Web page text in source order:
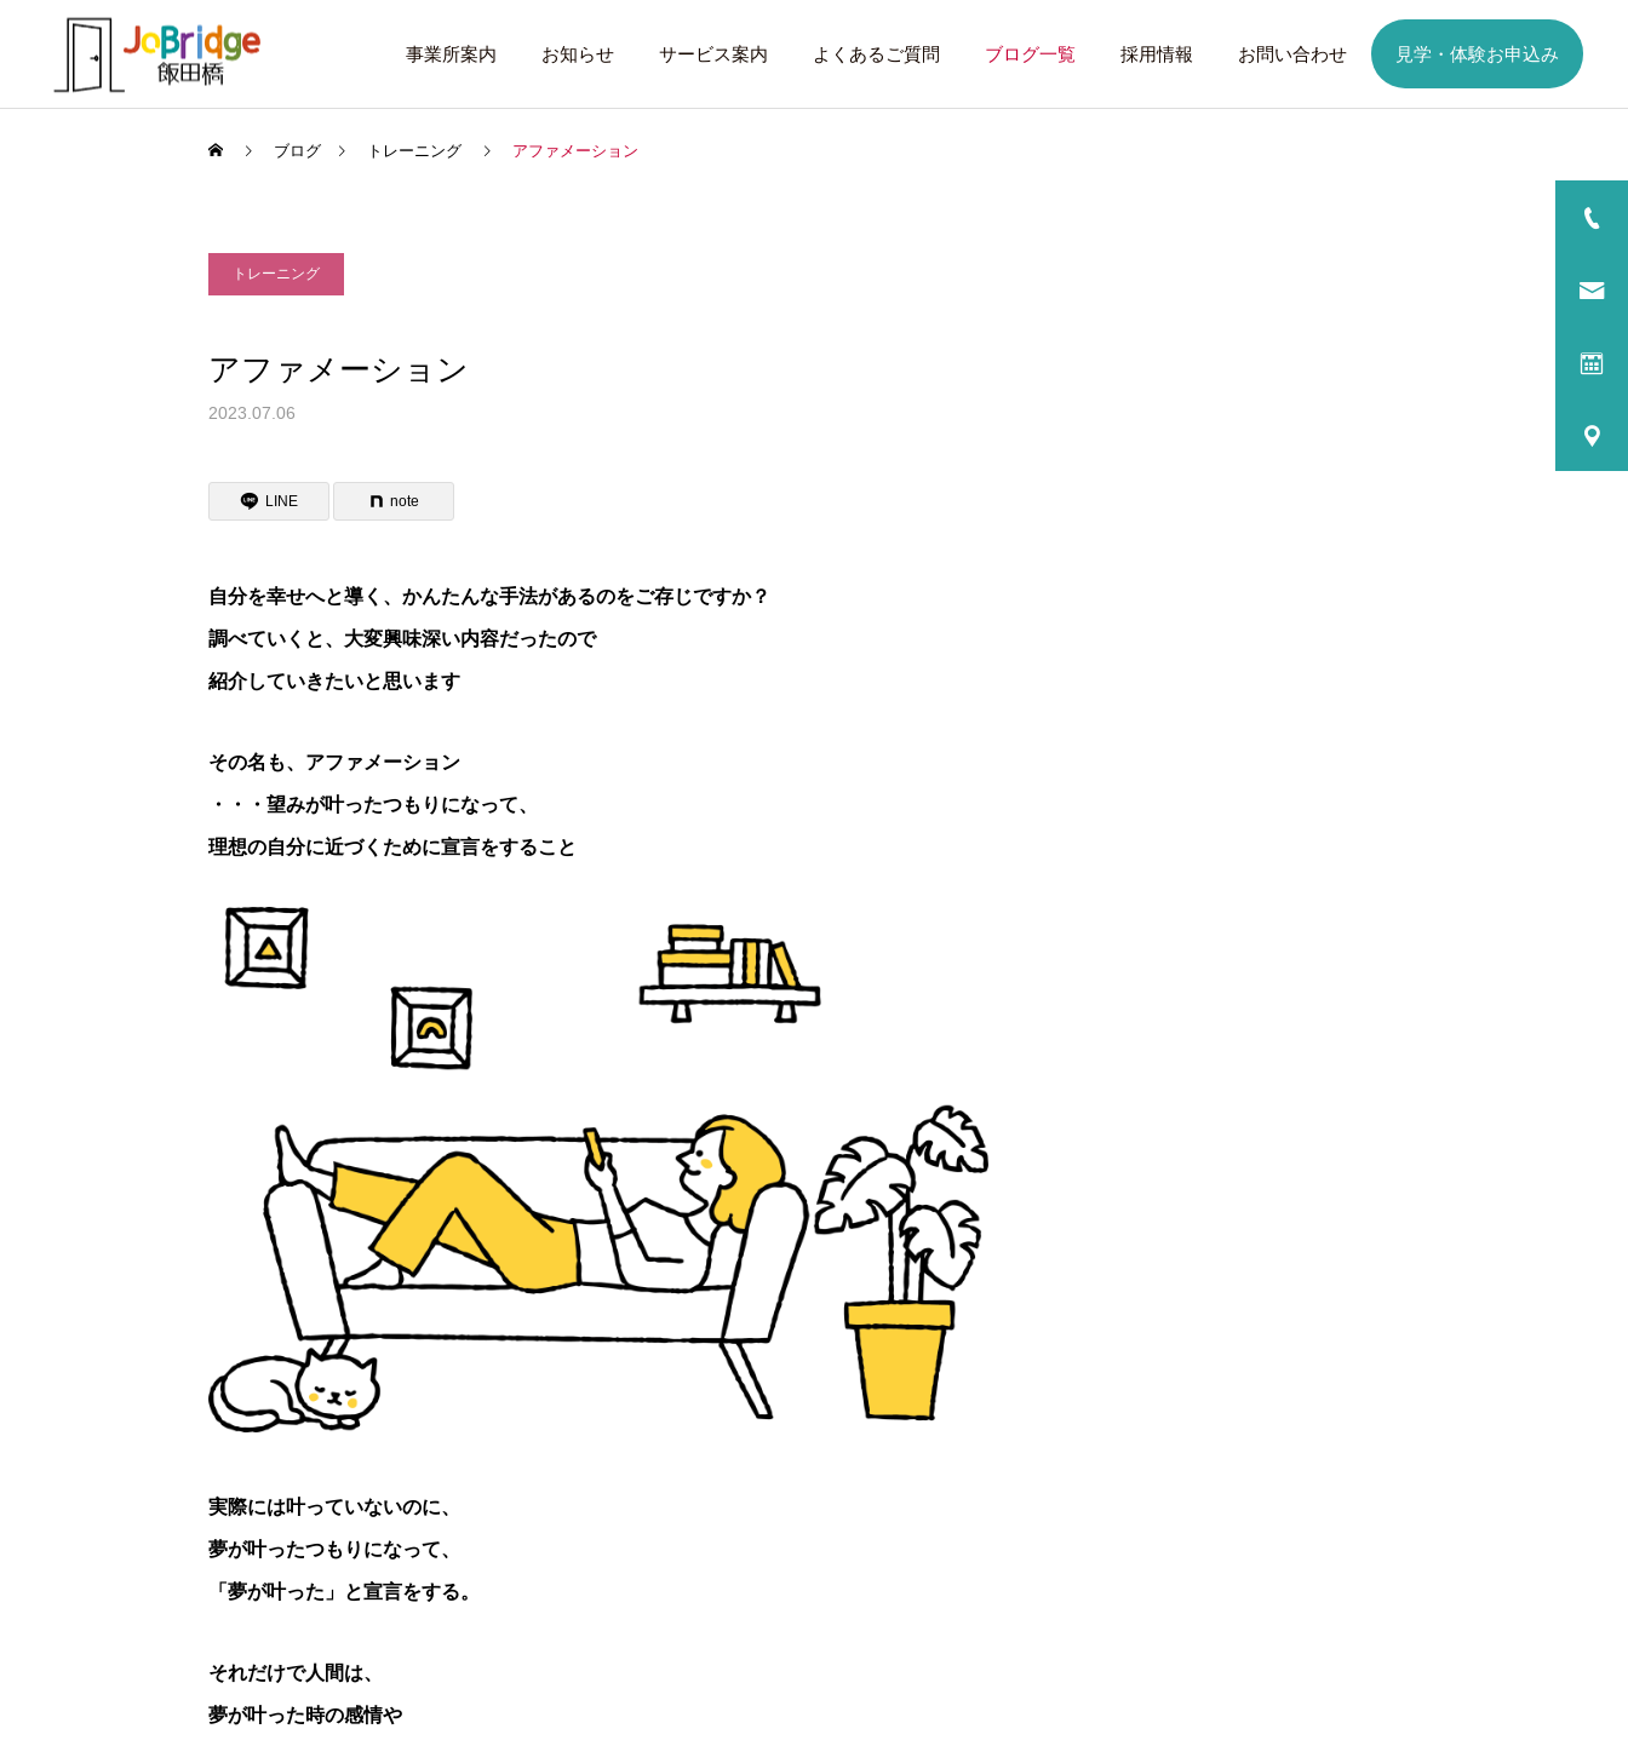
事業所案内 お知らせ サービス案内 よくあるご質問 ブログ一覧 採用情報 お問い合わせ 見学・体験お申込み
働き続けるための土台
ブログ トレーニング アファメーション
トレーニング
アファメーション
2023.07.06
LINE note
自分を幸せへと導く、かんたんな手法があるのをご存じですか？
調べていくと、大変興味深い内容だったので
紹介していきたいと思います
その名も、アファメーション
・・・望みが叶ったつもりになって、
理想の自分に近づくために宣言をすること
実際には叶っていないのに、
夢が叶ったつもりになって、
「夢が叶った」と宣言をする。
それだけで人間は、
夢が叶った時の感情や